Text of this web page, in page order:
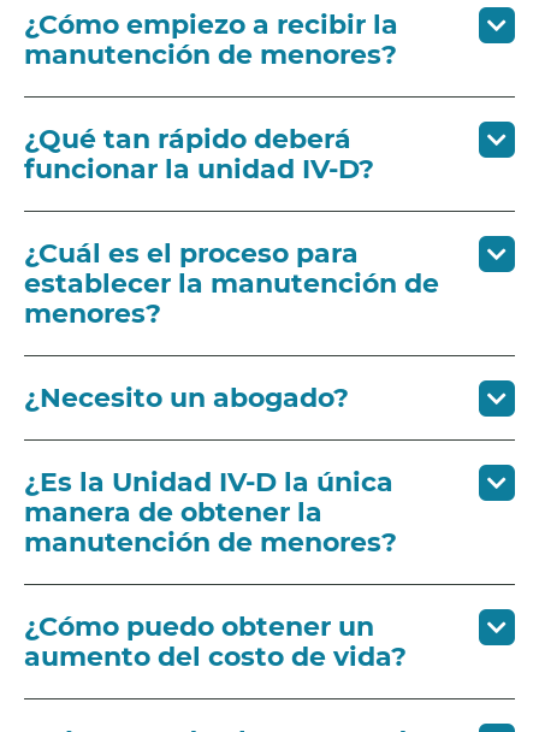
¿Cómo empiezo a recibir la
manutención de menores?
¿Qué tan rápido deberá
funcionar la unidad IV-D?
¿Cuál es el proceso para
establecer la manutención de
menores?
¿Necesito un abogado?
¿Es la Unidad IV-D la única
manera de obtener la
manutención de menores?
¿Cómo puedo obtener un
aumento del costo de vida?